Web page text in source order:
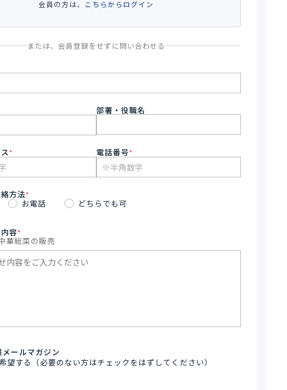
会員の方は、 こちらからログイン
または、会員登録をせずに問い合わせる
部署・役職名
* 電話番号*
方法*
お電話 どちらでも可
容*
華総菜の販売
ールマガジン
望する（必要のない方はチェックをはずしてください）